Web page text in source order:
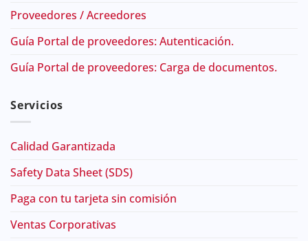
Proveedores / Acreedores
Guía Portal de proveedores: Autenticación.
Guía Portal de proveedores: Carga de documentos.
Servicios
Calidad Garantizada
Safety Data Sheet (SDS)
Paga con tu tarjeta sin comisión
Ventas Corporativas